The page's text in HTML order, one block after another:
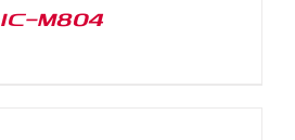
IC-M804